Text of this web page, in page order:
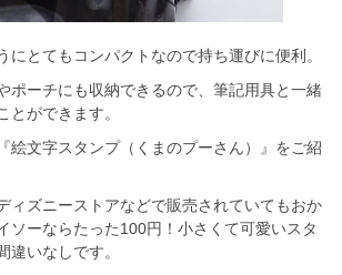
にとてもコンパクトなので持ち運びに便利。
ポーチにも収納できるので、筆記用具と一緒
とができます。
絵文字スタンプ（くまのプーさん）』をご紹
ィズニーストアなどで販売されていてもおか
ソーならたった100円！小さくて可愛いスタ
違いなしです。